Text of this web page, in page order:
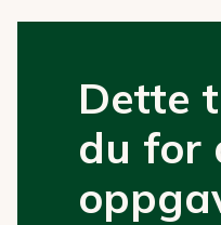
Dette
du for